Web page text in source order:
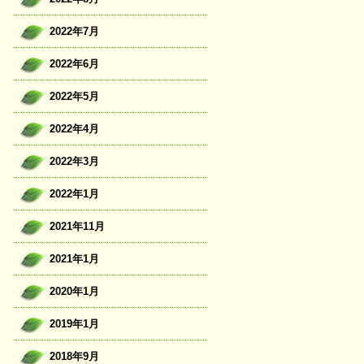
2022年7月
2022年6月
2022年5月
2022年4月
2022年3月
2022年1月
2021年11月
2021年1月
2020年1月
2019年1月
2018年9月